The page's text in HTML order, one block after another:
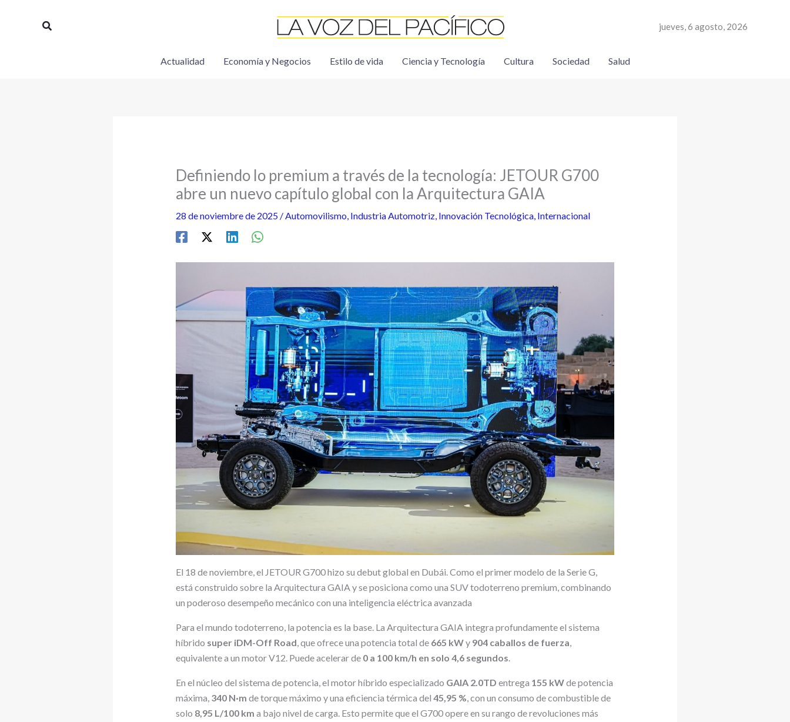
Buscar jueves, 6 agosto, 2026
Actualidad Economía y Negocios Estilo de vida Ciencia y Tecnología Cultura Sociedad Salud
Definiendo lo premium a través de la tecnología: JETOUR G700
abre un nuevo capítulo global con la Arquitectura GAIA
28 de noviembre de 2025 /Automovilismo, Industria Automotriz, Innovación Tecnológica, Internacional
El 18 de noviembre, el JETOUR G700 hizo su debut global en Dubái. Como el primer modelo de la Serie G,
está construido sobre la Arquitectura GAIA y se posiciona como una SUV todoterreno premium, combinando
un poderoso desempeño mecánico con una inteligencia eléctrica avanzada
Para el mundo todoterreno, la potencia es la base. La Arquitectura GAIA integra profundamente el sistema
híbrido super iDM-Off Road, que ofrece una potencia total de 665 kWy 904 caballos de fuerza,
equivalente a un motor V12. Puede acelerar de 0 a 100 km/h en solo 4,6 segundos.
En el núcleo del sistema de potencia, el motor híbrido especializado GAIA 2.0TD entrega 155 kWde potencia
máxima, 340 N·m de torque máximo y una eficiencia térmica del 45,95 %, con un consumo de combustible de
solo 8,95 L/100 km a bajo nivel de carga. Esto permite que el G700 opere en su rango de revoluciones más